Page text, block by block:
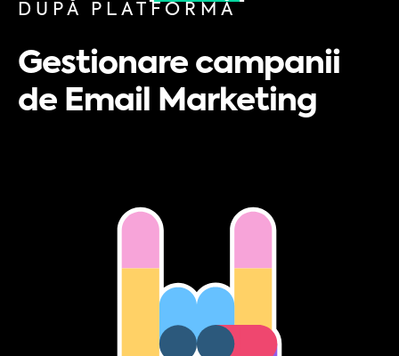
DUPĂ PLATFORMĂ
Gestionare campanii
de Email Marketing